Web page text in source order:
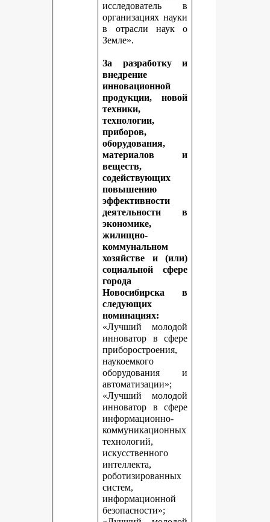
исследователь в
организациях науки
в отрасли наук о
Земле».
За разработку и
внедрение
инновационной
продукции, новой
техники,
технологии,
приборов,
оборудования,
материалов и
веществ,
содействующих
повышению
эффективности
деятельности в
экономике,
жилищно-
коммунальном
хозяйстве и (или)
социальной сфере
города
Новосибирска в
следующих
номинациях:
«Лучший молодой
инноватор в сфере
приборостроения,
наукоемкого
оборудования и
автоматизации»;
«Лучший молодой
инноватор в сфере
информационно-
коммуникационных
технологий,
искусственного
интеллекта,
роботизированных
систем,
информационной
безопасности»;